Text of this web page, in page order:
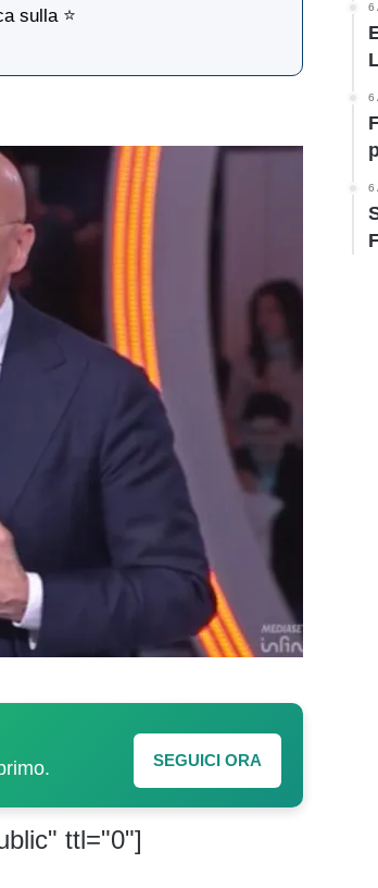
sulla ⭐
SEGUICI ORA
ttl="0"]
6
6
6